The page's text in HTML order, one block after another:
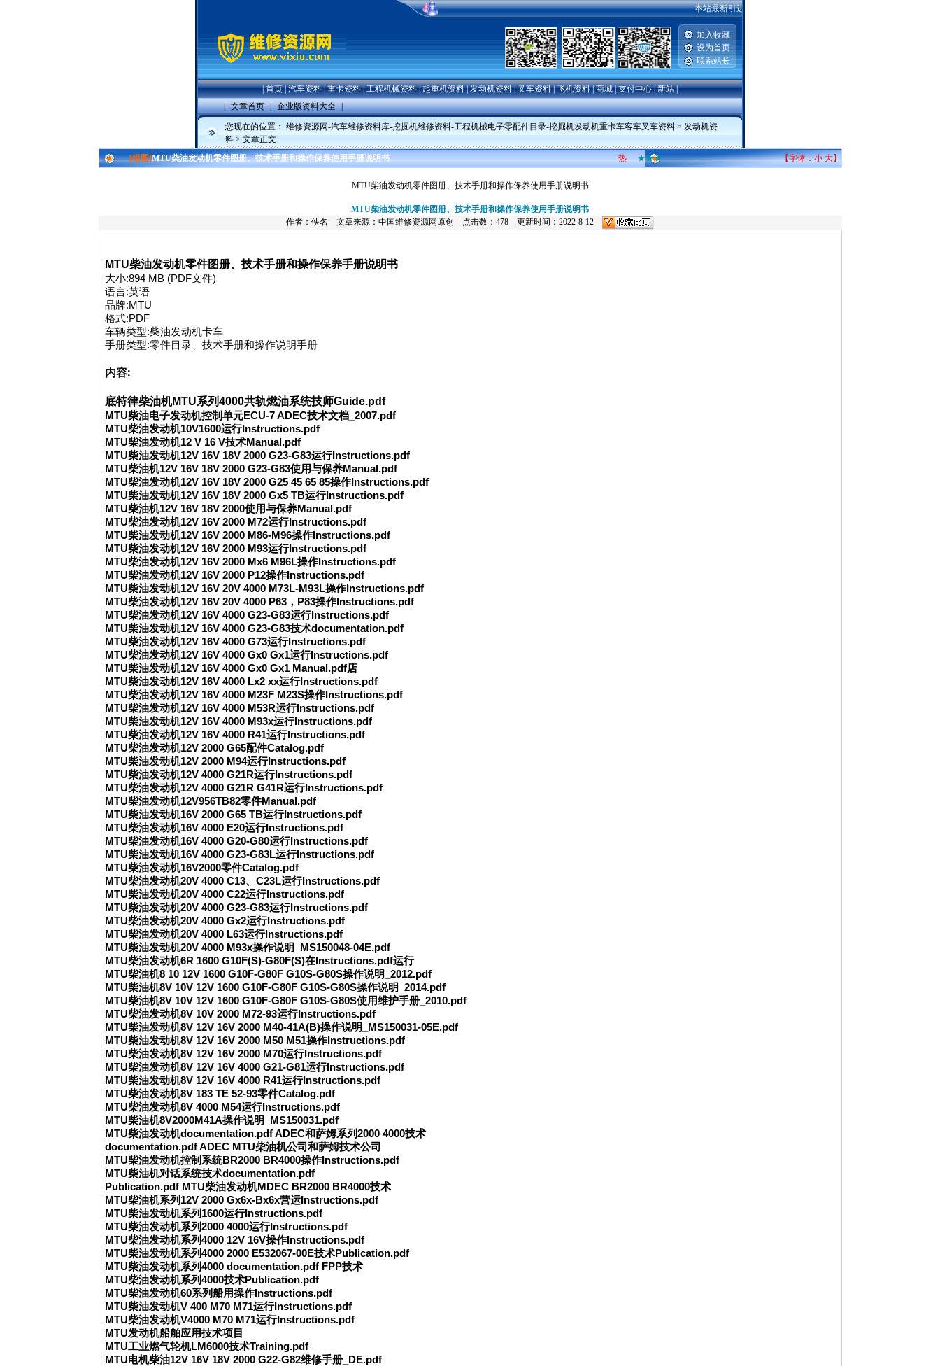
本站最新引进2007-2008款一汽丰田威驰，卡罗拉，普锐斯，广州
加入收藏
设为首页
联系站长
|首页|汽车资料|重卡资料|工程机械资料|起重机资料|发动机资料|叉车资料|飞机资料|商城|支付中心|新站|
| 文章首页 | 企业版资料大全 |
您现在的位置： 维修资源网-汽车维修资料库-挖掘机维修资料-工程机械电子零配件目录-挖掘机发动机重卡车客车叉车资料 > 发动机资
料 > 文章正文
[组图]MTU柴油发动机零件图册、技术手册和操作保养使用手册说明书 热 ★★★ 【字体：小 大】
MTU柴油发动机零件图册、技术手册和操作保养使用手册说明书
MTU柴油发动机零件图册、技术手册和操作保养使用手册说明书
作者：佚名 文章来源：中国维修资源网原创 点击数： 478 更新时间：2022-8-12
MTU柴油发动机零件图册、技术手册和操作保养手册说明书
大小:894 MB (PDF文件)
语言:英语
品牌:MTU
格式:PDF
车辆类型:柴油发动机卡车
手册类型:零件目录、技术手册和操作说明手册
内容:
底特律柴油机MTU系列4000共轨燃油系统技师Guide.pdf
MTU柴油电子发动机控制单元ECU-7 ADEC技术文档_2007.pdf
MTU柴油发动机10V1600运行Instructions.pdf
MTU柴油发动机12 V 16 V技术Manual.pdf
MTU柴油发动机12V 16V 18V 2000 G23-G83运行Instructions.pdf
MTU柴油机12V 16V 18V 2000 G23-G83使用与保养Manual.pdf
MTU柴油发动机12V 16V 18V 2000 G25 45 65 85操作Instructions.pdf
MTU柴油发动机12V 16V 18V 2000 Gx5 TB运行Instructions.pdf
MTU柴油机12V 16V 18V 2000使用与保养Manual.pdf
MTU柴油发动机12V 16V 2000 M72运行Instructions.pdf
MTU柴油发动机12V 16V 2000 M86-M96操作Instructions.pdf
MTU柴油发动机12V 16V 2000 M93运行Instructions.pdf
MTU柴油发动机12V 16V 2000 Mx6 M96L操作Instructions.pdf
MTU柴油发动机12V 16V 2000 P12操作Instructions.pdf
MTU柴油发动机12V 16V 20V 4000 M73L-M93L操作Instructions.pdf
MTU柴油发动机12V 16V 20V 4000 P63，P83操作Instructions.pdf
MTU柴油发动机12V 16V 4000 G23-G83运行Instructions.pdf
MTU柴油发动机12V 16V 4000 G23-G83技术documentation.pdf
MTU柴油发动机12V 16V 4000 G73运行Instructions.pdf
MTU柴油发动机12V 16V 4000 Gx0 Gx1运行Instructions.pdf
MTU柴油发动机12V 16V 4000 Gx0 Gx1 Manual.pdf店
MTU柴油发动机12V 16V 4000 Lx2 xx运行Instructions.pdf
MTU柴油发动机12V 16V 4000 M23F M23S操作Instructions.pdf
MTU柴油发动机12V 16V 4000 M53R运行Instructions.pdf
MTU柴油发动机12V 16V 4000 M93x运行Instructions.pdf
MTU柴油发动机12V 16V 4000 R41运行Instructions.pdf
MTU柴油发动机12V 2000 G65配件Catalog.pdf
MTU柴油发动机12V 2000 M94运行Instructions.pdf
MTU柴油发动机12V 4000 G21R运行Instructions.pdf
MTU柴油发动机12V 4000 G21R G41R运行Instructions.pdf
MTU柴油发动机12V956TB82零件Manual.pdf
MTU柴油发动机16V 2000 G65 TB运行Instructions.pdf
MTU柴油发动机16V 4000 E20运行Instructions.pdf
MTU柴油发动机16V 4000 G20-G80运行Instructions.pdf
MTU柴油发动机16V 4000 G23-G83L运行Instructions.pdf
MTU柴油发动机16V2000零件Catalog.pdf
MTU柴油发动机20V 4000 C13、C23L运行Instructions.pdf
MTU柴油发动机20V 4000 C22运行Instructions.pdf
MTU柴油发动机20V 4000 G23-G83运行Instructions.pdf
MTU柴油发动机20V 4000 Gx2运行Instructions.pdf
MTU柴油发动机20V 4000 L63运行Instructions.pdf
MTU柴油发动机20V 4000 M93x操作说明_MS150048-04E.pdf
MTU柴油发动机6R 1600 G10F(S)-G80F(S)在Instructions.pdf运行
MTU柴油机8 10 12V 1600 G10F-G80F G10S-G80S操作说明_2012.pdf
MTU柴油机8V 10V 12V 1600 G10F-G80F G10S-G80S操作说明_2014.pdf
MTU柴油机8V 10V 12V 1600 G10F-G80F G10S-G80S使用维护手册_2010.pdf
MTU柴油发动机8V 10V 2000 M72-93运行Instructions.pdf
MTU柴油发动机8V 12V 16V 2000 M40-41A(B)操作说明_MS150031-05E.pdf
MTU柴油发动机8V 12V 16V 2000 M50 M51操作Instructions.pdf
MTU柴油发动机8V 12V 16V 2000 M70运行Instructions.pdf
MTU柴油发动机8V 12V 16V 4000 G21-G81运行Instructions.pdf
MTU柴油发动机8V 12V 16V 4000 R41运行Instructions.pdf
MTU柴油发动机8V 183 TE 52-93零件Catalog.pdf
MTU柴油发动机8V 4000 M54运行Instructions.pdf
MTU柴油机8V2000M41A操作说明_MS150031.pdf
MTU柴油发动机documentation.pdf ADEC和萨姆系列2000 4000技术
documentation.pdf ADEC MTU柴油机公司和萨姆技术公司
MTU柴油发动机控制系统BR2000 BR4000操作Instructions.pdf
MTU柴油机对话系统技术documentation.pdf
Publication.pdf MTU柴油发动机MDEC BR2000 BR4000技术
MTU柴油机系列12V 2000 Gx6x-Bx6x营运Instructions.pdf
MTU柴油发动机系列1600运行Instructions.pdf
MTU柴油发动机系列2000 4000运行Instructions.pdf
MTU柴油发动机系列4000 12V 16V操作Instructions.pdf
MTU柴油发动机系列4000 2000 E532067-00E技术Publication.pdf
MTU柴油发动机系列4000 documentation.pdf FPP技术
MTU柴油发动机系列4000技术Publication.pdf
MTU柴油发动机60系列船用操作Instructions.pdf
MTU柴油发动机V 400 M70 M71运行Instructions.pdf
MTU柴油发动机V4000 M70 M71运行Instructions.pdf
MTU发动机船舶应用技术项目
MTU工业燃气轮机LM6000技术Training.pdf
MTU电机柴油12V 16V 18V 2000 G22-G82维修手册_DE.pdf